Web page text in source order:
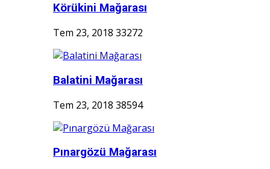
Körükini Mağarası
Tem 23, 2018 33272
Balatini Mağarası
Tem 23, 2018 38594
Pınargözü Mağarası